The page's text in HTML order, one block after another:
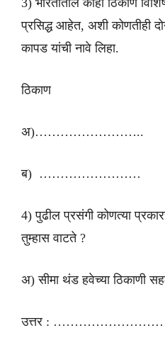
3) भारतातील काही ठिकाणे
प्रसिद्ध आहेत, अशी कोणतीही
कापड यांची नावे लिहा.
ठिकाण
ब)
4) पुढील प्रसंगी कोणत्या
तुम्हास वाटते ?
अ) सीमा थंड हवेच्या ठिकाणी
उत्तर :